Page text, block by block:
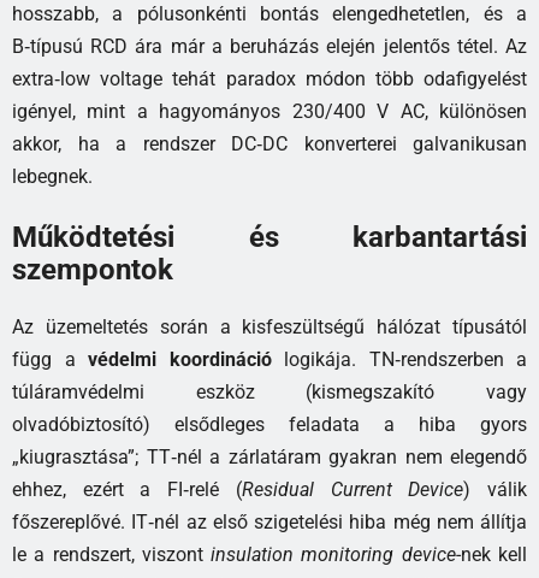
hosszabb, a pólusonkénti bontás elengedhetetlen, és a
B‑típusú RCD ára már a beruházás elején jelentős tétel. Az
extra‑low voltage tehát paradox módon több odafigyelést
igényel, mint a hagyományos 230/400 V AC, különösen
akkor, ha a rendszer DC‑DC konverterei galvanikusan
lebegnek.
Működtetési és karbantartási
szempontok
Az üzemeltetés során a kisfeszültségű hálózat típusától
függ a védelmi koordinációlogikája. TN‑rendszerben a
túláramvédelmi eszköz (kismegszakító vagy
olvadóbiztosító) elsődleges feladata a hiba gyors
„kiugrasztása”; TT‑nél a zárlatáram gyakran nem elegendő
ehhez, ezért a FI‑relé (Residual Current Device) válik
főszereplővé. IT‑nél az első szigetelési hiba még nem állítja
le a rendszert, viszontinsulation monitoring device-nek kell